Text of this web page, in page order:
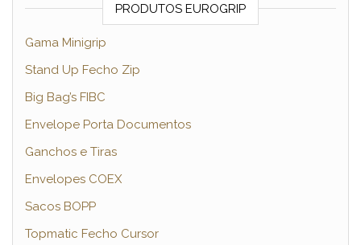
PRODUTOS EUROGRIP
Gama Minigrip
Stand Up Fecho Zip
Big Bag’s FIBC
Envelope Porta Documentos
Ganchos e Tiras
Envelopes COEX
Sacos BOPP
Topmatic Fecho Cursor